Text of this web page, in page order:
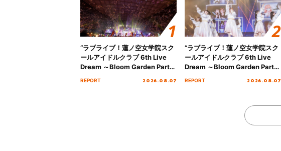
“ラブライブ！蓮ノ空女学院スク
ールアイドルクラブ 6th Live
Dream ～Bloom Garden Party
REPORT 2026.08.07
“ラブライブ！蓮ノ空女学院スク
ールアイドルクラブ 6th Live
Dream ～Bloom Garden Party
REPORT 2026.08.07